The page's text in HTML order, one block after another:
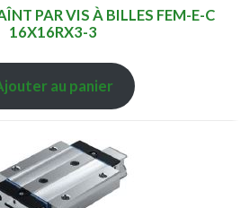
PAR VIS À BILLES FEM-E-C
16X16RX3-3
au panier